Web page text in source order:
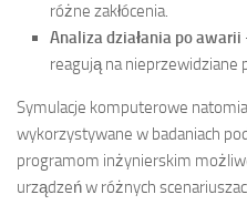
różne zakłócenia.
Analiza działania po awarii
reagują na nieprzewidziane
Symulacje komputerowe
wykorzystywane w badaniach
programom inżynierskim
urządzeń w różnych